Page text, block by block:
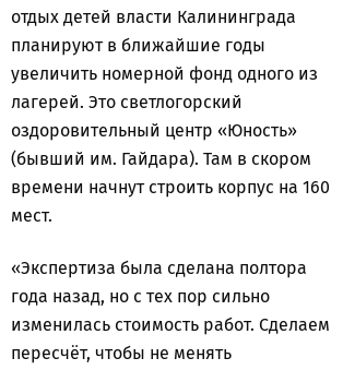
отдых детей власти Калининграда
планируют в ближайшие годы
увеличить номерной фонд одного из
лагерей. Это светлогорский
оздоровительный центр «Юность»
(бывший им. Гайдара). Там в скором
времени начнут строить корпус на 160
мест.
«Экспертиза была сделана полтора
года назад, но с тех пор сильно
изменилась стоимость работ. Сделаем
пересчёт, чтобы не менять